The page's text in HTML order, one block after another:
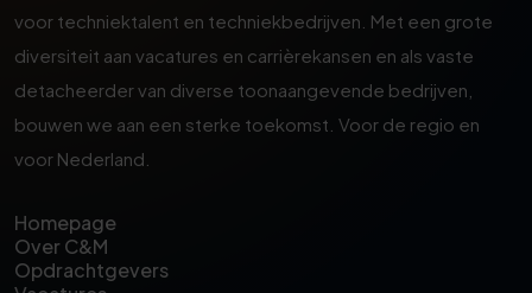
voor techniektalent en techniekbedrijven. Met een grote
diversiteit aan vacatures en carrièrekansen en als vaste
detacheerder van diverse toonaangevende bedrijven,
bouwen we aan een sterke toekomst. ‌Voor de regio en
voor Nederland.
Homepage
Over C&M
Opdrachtgevers